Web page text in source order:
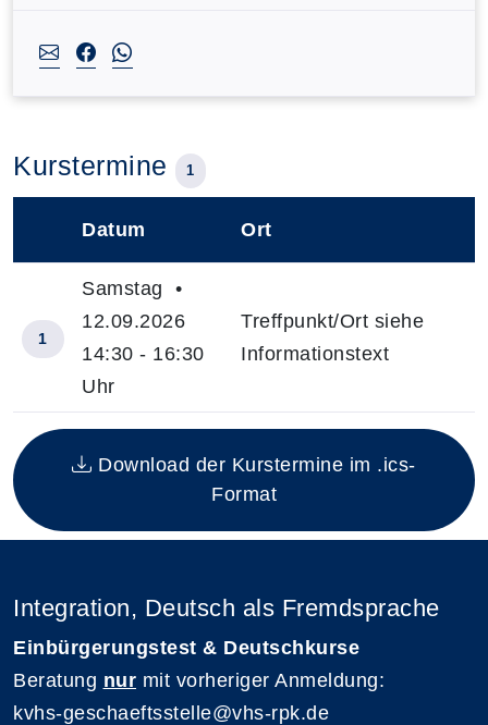
Kurstermine 1
Insgesamt gibt es 1 Termine zum diesen Kurs
Datum Ort
1
Samstag •
12.09.2026
14:30 - 16:30
Uhr
Treffpunkt/Ort siehe
Informationstext
Download der Kurstermine im .ics-
Format
Integration, Deutsch als Fremdsprache
Einbürgerungstest & Deutschkurse
Beratung nur mit vorheriger Anmeldung:
kvhs-geschaeftsstelle@vhs-rpk.de